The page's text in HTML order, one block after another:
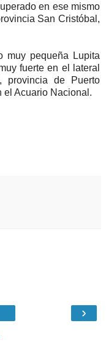
en ese mismo
San Cristóbal,
muy pequeña Lupita
fuerte en el lateral
provincia de Puerto
el Acuario Nacional.
›